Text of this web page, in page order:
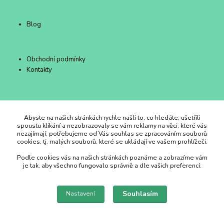
Blog
Obchodní podmínky
Kontakty
Duhový Ateliér Kroměříž
+420 734 258 002
duhovyatelier@email.cz
Abyste na našich stránkách rychle našli to, co hledáte, ušetřili
spoustu klikání a nezobrazovaly se vám reklamy na věci, které vás
nezajímají, potřebujeme od Vás souhlas se zpracováním souborů
cookies, tj. malých souborů, které se ukládají ve vašem prohlížeči.
Podle cookies vás na našich stránkách poznáme a zobrazíme vám
je tak, aby všechno fungovalo správně a dle vašich preferencí.
Nastavení Souhlasím